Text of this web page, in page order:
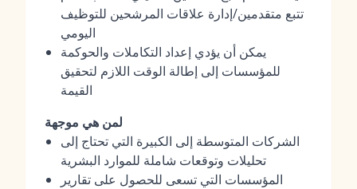
تتبع متقدمين/إدارة علاقات المرشحين للتوظيف
اليومي
يمكن أن يؤدي إعداد التكاملات والحوكمة
للمؤسسات إلى إطالة الوقت اللازم لتحقيق
القيمة
لمن هي موجهة
الشركات المتوسطة إلى الكبيرة التي تحتاج إلى
تحليلات وتوقعات شاملة للموارد البشرية
المؤسسات التي تسعى للحصول على تقارير